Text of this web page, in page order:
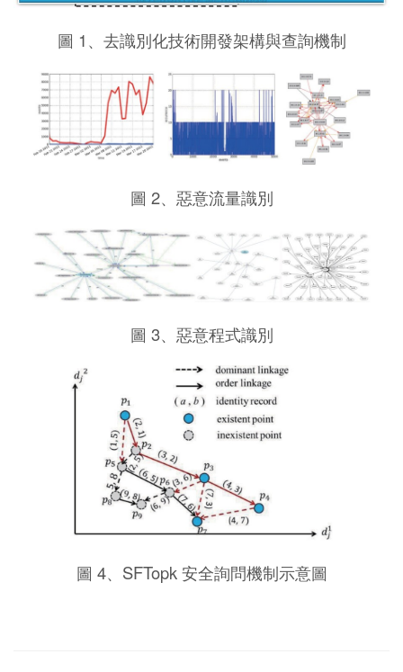
圖 1、去識別化技術開發架構與查詢機制
圖 2、惡意流量識別
圖 3、惡意程式識別
圖 4、SFTopk 安全詢問機制示意圖